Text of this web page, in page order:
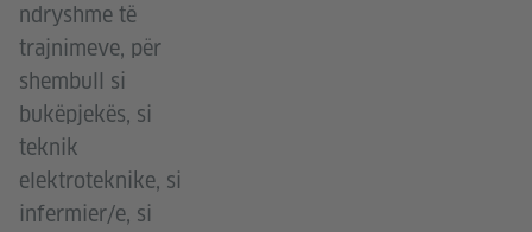
ndryshme të
trajnimeve, për
shembull si
bukëpjekës, si
teknik
elektroteknike, si
infermier/e, si